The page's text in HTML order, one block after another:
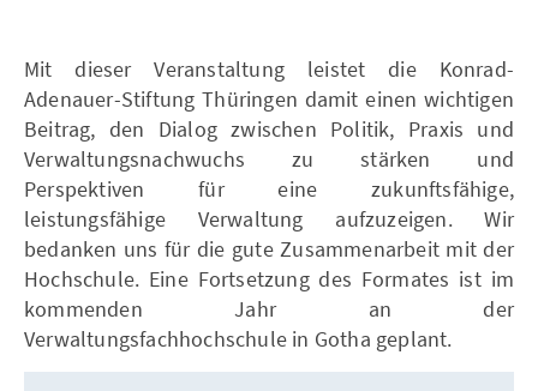
Mit dieser Veranstaltung leistet die Konrad-
Adenauer-Stiftung Thüringen damit einen wichtigen
Beitrag, den Dialog zwischen Politik, Praxis und
Verwaltungsnachwuchs zu stärken und
Perspektiven für eine zukunftsfähige,
leistungsfähige Verwaltung aufzuzeigen. Wir
bedanken uns für die gute Zusammenarbeit mit der
Hochschule. Eine Fortsetzung des Formates ist im
kommenden Jahr an der
Verwaltungsfachhochschule in Gotha geplant.